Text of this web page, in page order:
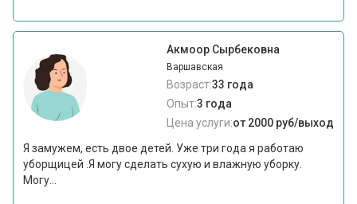
Акмоор Сырбековна
Варшавская
Возраст:33 года
Опыт:3 года
Цена услуги:от 2000 руб/выход
Я замужем, есть двое детей. Уже три года я работаю
уборщицей .Я могу сделать сухую и влажную уборку.
Могу...